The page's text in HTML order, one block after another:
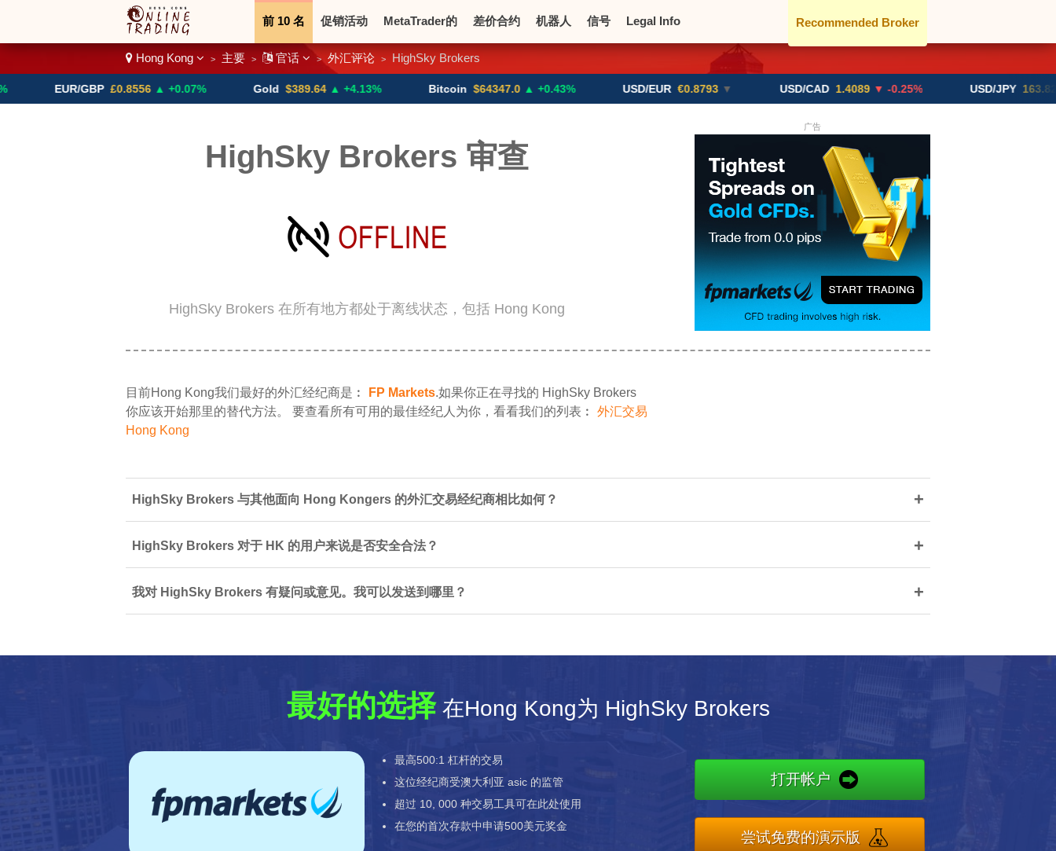
前 10 名 促销活动 MetaTrader的 差价合约 机器人 信号 Legal Info
二进制 加密货币 加密货币交易所
Recommended Broker
Hong Kong > 主要 > 官话 > 外汇评论 > HighSky Brokers
EUR/GBP £0.8556 ▲ +0.07% Gold $389.64 ▲ +4.13% Bitcoin $64347.0 ▲ +0.43% USD/EUR €0.8793 ▼ USD/CAD 1.4089 ▼ -0.25% USD/JPY 163.82 ▲
广告
HighSky Brokers 审查
HighSky Brokers 在所有地方都处于离线状态，包括 Hong Kong
目前Hong Kong我们最好的外汇经纪商是︰ FP Markets.如果你正在寻找的 HighSky Brokers
你应该开始那里的替代方法。 要查看所有可用的最佳经纪人为你，看看我们的列表︰ 外汇交易
Hong Kong
HighSky Brokers 与其他面向 Hong Kongers 的外汇交易经纪商相比如何？ +
HighSky Brokers 对于 HK 的用户来说是否安全合法？ +
我对 HighSky Brokers 有疑问或意见。我可以发送到哪里？ +
最好的选择在Hong Kong为 HighSky Brokers
最高500:1 杠杆的交易
这位经纪商受澳大利亚 asic 的监管
超过 10, 000 种交易工具可在此处使用
在您的首次存款中申请500美元奖金
打开帐户
尝试免费的演示版